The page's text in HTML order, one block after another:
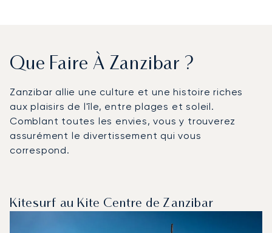
Que Faire À Zanzibar ?
Zanzibar allie une culture et une histoire riches
aux plaisirs de l'île, entre plages et soleil.
Comblant toutes les envies, vous y trouverez
assurément le divertissement qui vous
correspond.
Kitesurf au Kite Centre de Zanzibar